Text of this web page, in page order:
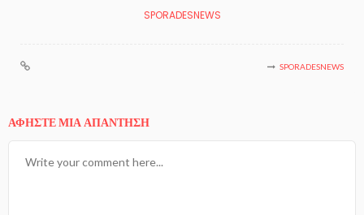
SPORADESNEWS
SPORADESNEWS
ΑΦΉΣΤΕ ΜΙΑ ΑΠΆΝΤΗΣΗ